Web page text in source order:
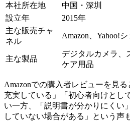
本社所在地
中国・深圳
設立年
2015年
主な販売チャ
ネル
Amazon、Yahoo!
主な製品
デジタルカメラ、
ケア用品
Amazonでの購入者レビューを見
充実している」「初心者向けとし
い一方、「説明書が分かりにくい
していない場合がある」という声